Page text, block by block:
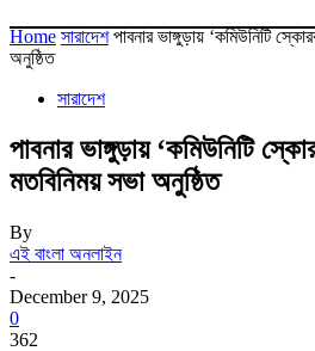
Home সারাদেশ পাবনার ভাঙ্গুড়ায় ‘কমিউনিটি
অনুষ্ঠিত
সারাদেশ
পাবনার ভাঙ্গুড়ায় ‘কমিউনিটি
মতবিনিময় সভা অনুষ্ঠিত
By
এই বাংলা অনলাইন
-
December 9, 2025
0
362